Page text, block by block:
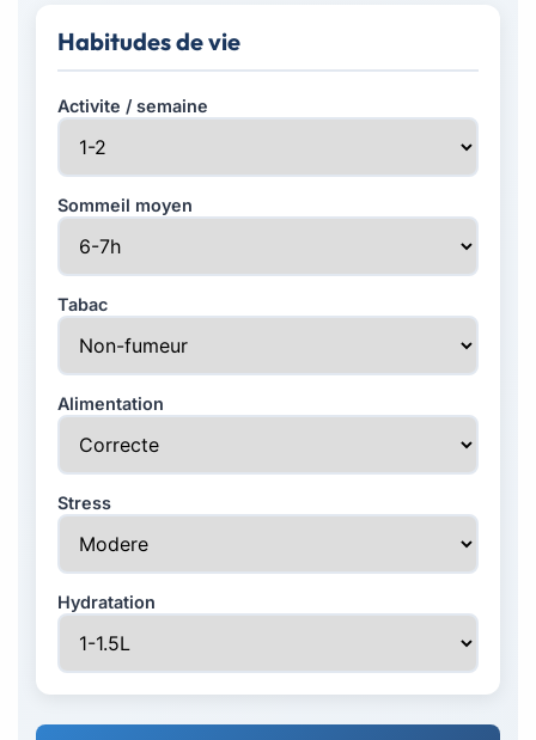
Habitudes de vie
Activite / semaine
Sommeil moyen
Tabac
Alimentation
Stress
Hydratation